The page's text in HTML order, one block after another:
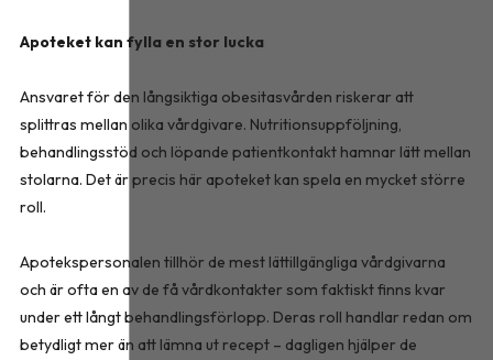
Apoteket kan fylla en stor lucka
Ansvaret för den långsiktiga obesitasvården riskerar att
splittras mellan olika vårdgivare. Nutritionsuppföljning,
behandlingsstöd och löpande patientkontakt hamnar lätt mellan
stolarna. Det är precis här apoteket kan spela en mycket större
roll.
Apotekspersonalen tillhör de mest lättillgängliga vårdgivarna
och är ofta en av de få vårdkontakter som faktiskt finns kvar
under ett långt behandlingsförlopp. Deras roll handlar redan om
betydligt mer än att lämna ut recept – dagligen hjälper de